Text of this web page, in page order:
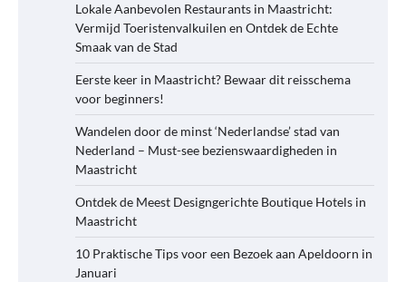
Lokale Aanbevolen Restaurants in Maastricht:
Vermijd Toeristenvalkuilen en Ontdek de Echte
Smaak van de Stad
Eerste keer in Maastricht? Bewaar dit reisschema
voor beginners!
Wandelen door de minst ‘Nederlandse’ stad van
Nederland – Must-see bezienswaardigheden in
Maastricht
Ontdek de Meest Designgerichte Boutique Hotels in
Maastricht
10 Praktische Tips voor een Bezoek aan Apeldoorn in
Januari